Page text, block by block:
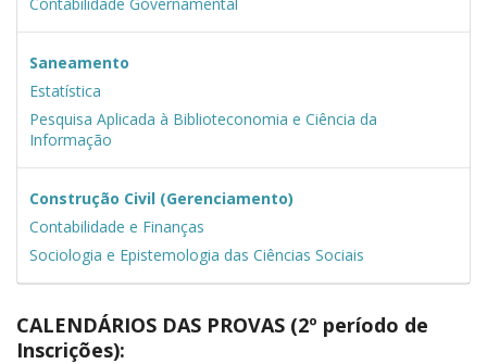
Saneamento
Estatística
Pesquisa Aplicada à Biblioteconomia e Ciência da
Informação
Construção Civil (Gerenciamento)
Contabilidade e Finanças
Sociologia e Epistemologia das Ciências Sociais
CALENDÁRIOS DAS PROVAS (2º período de
Inscrições):